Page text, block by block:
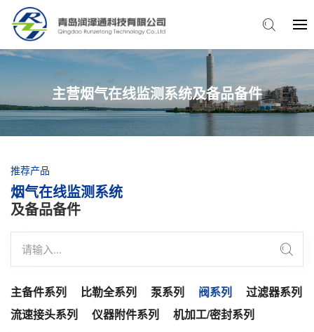
主营烟气在线监测系统及备品备件
推荐产品
烟气在线监测系统
及备品备件
主备件系列 比勒全系列 泵系列 阀系列
过滤器系列
流速接头系列
仪器附件系列 机加工/密封系列